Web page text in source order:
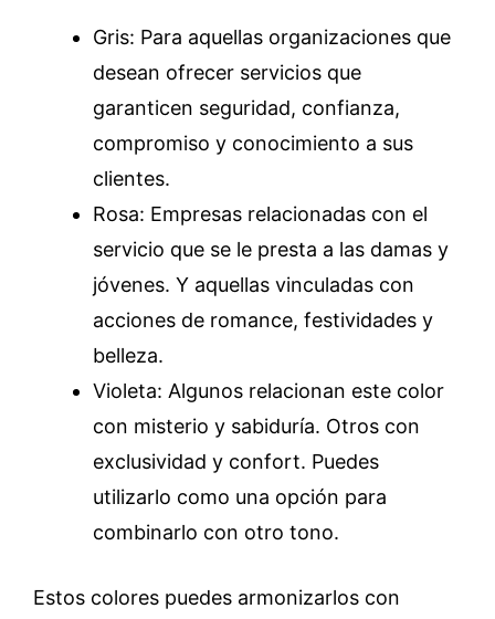
Gris: Para aquellas organizaciones que
desean ofrecer servicios que
garanticen seguridad, confianza,
compromiso y conocimiento a sus
clientes.
Rosa: Empresas relacionadas con el
servicio que se le presta a las damas y
jóvenes. Y aquellas vinculadas con
acciones de romance, festividades y
belleza.
Violeta: Algunos relacionan este color
con misterio y sabiduría. Otros con
exclusividad y confort. Puedes
utilizarlo como una opción para
combinarlo con otro tono.
Estos colores puedes armonizarlos con